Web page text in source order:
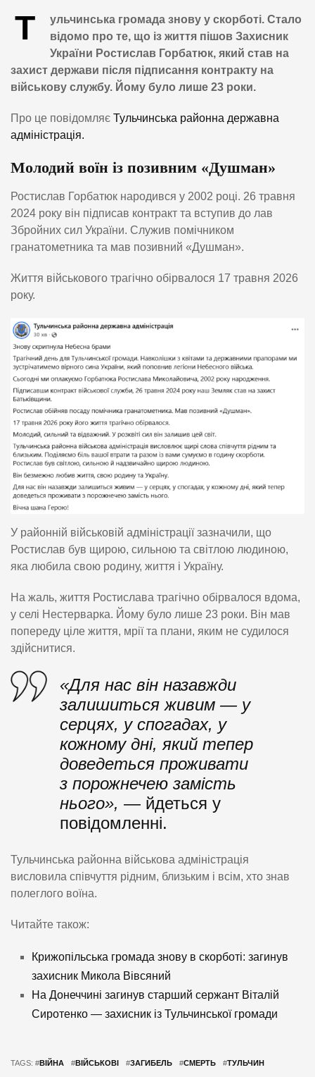
Т
ульчинська громада знову у скорботі. Стало
відомо про те, що із життя пішов Захисник
України Ростислав Горбатюк, який став на
захист держави після підписання контракту на
військову службу. Йому було лише 23 роки.
Про це повідомляє Тульчинська районна державна
адміністрація.
Молодий воїн із позивним «Душман»
Ростислав Горбатюк народився у 2002 році. 26 травня
2024 року він підписав контракт та вступив до лав
Збройних сил України. Служив помічником
гранатометника та мав позивний «Душман».
Життя військового трагічно обірвалося 17 травня 2026
року.
У районній військовій адміністрації зазначили, що
Ростислав був щирою, сильною та світлою людиною,
яка любила свою родину, життя і Україну.
На жаль, життя Ростислава трагічно обірвалося вдома,
у селі Нестерварка. Йому було лише 23 роки. Він мав
попереду ціле життя, мрії та плани, яким не судилося
здійснитися.
«Для нас він назавжди
залишиться живим — у
серцях, у спогадах, у
кожному дні, який тепер
доведеться проживати
з порожнечею замість
нього», — йдеться у
повідомленні.
Тульчинська районна військова адміністрація
висловила співчуття рідним, близьким і всім, хто знав
полеглого воїна.
Читайте також:
Крижопільська громада знову в скорботі: загинув
захисник Микола Вівсяний
На Донеччині загинув старший сержант Віталій
Сиротенко — захисник із Тульчинської громади
TAGS: #ВІЙНА #ВІЙСЬКОВІ #ЗАГИБЕЛЬ #СМЕРТЬ #ТУЛЬЧИН